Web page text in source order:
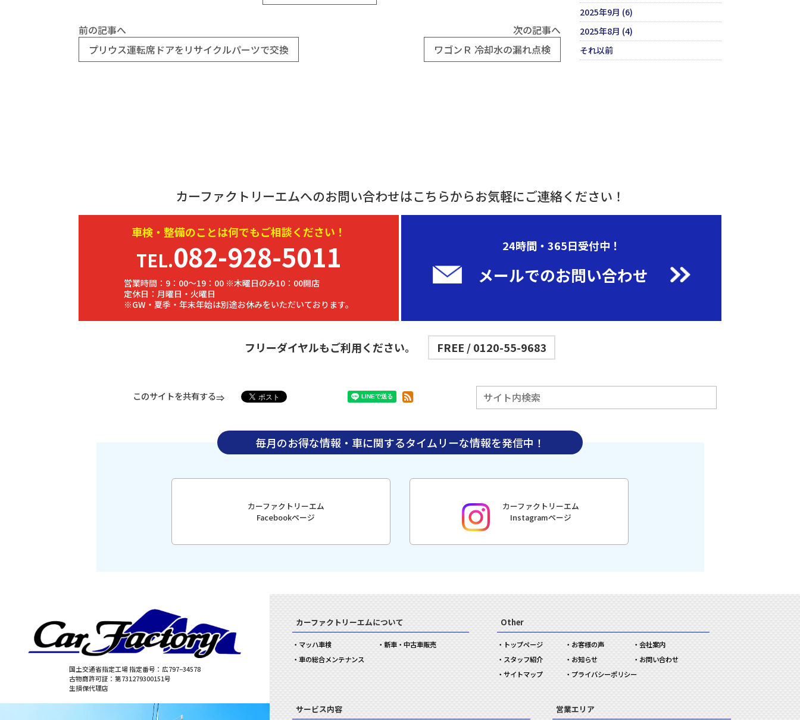
前の記事へ
プリウス運転席ドアをリサイクルパーツで交換
次の記事へ
ワゴンＲ 冷却水の漏れ点検
2025年9月 (6)
2025年8月 (4)
それ以前
カーファクトリーエムへのお問い合わせはこちらからお気軽にご連絡ください！
車検・ 整備のことは何でもご相談ください！
TEL.082-928-5011
営業時間：9：00～19：00 ※木曜日のみ10：00開店
定休日：月曜日・火曜日
※GW・夏季・年末年始は別途お休みをいただいております。
24時間・365日受付中！
メールでのお問い合わせ
フリーダイヤルもご利用ください。 FREE / 0120-55-9683
このサイトを共有する
毎月のお得な情報・車に関するタイムリーな情報を発信中！
カーファクトリーエム
Facebookページ
カーファクトリーエム
Instagramページ
国土交通省指定工場 指定番号：広797−34578
古物商許可証：第731279300151号
生損保代理店
カーファクトリーエムについて
マッハ車検
新車・中古車販売
車の総合メンテナンス
Other
トップページ お客様の声
会社案内
スタッフ紹介
お知らせ
お問い合わせ
サイトマップ
プライバシーポリシー
サービス内容 営業エリア